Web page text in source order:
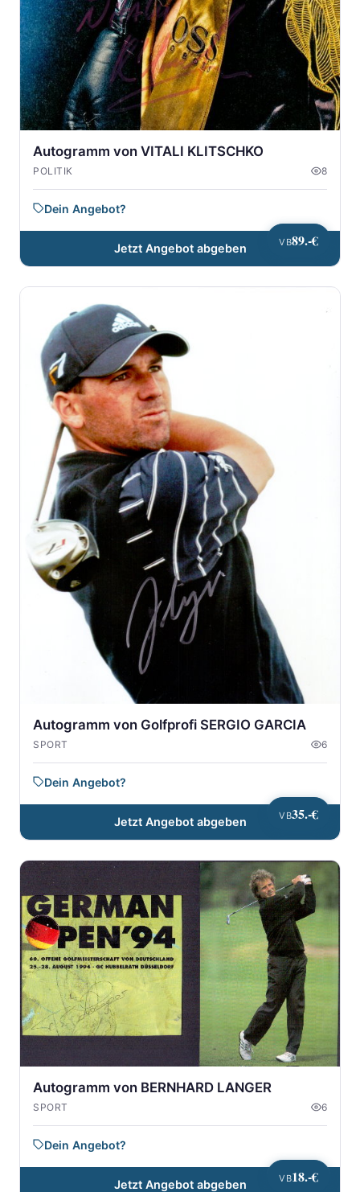
VB89.-€
Autogramm von VITALI KLITSCHKO
POLITIK 8
Dein Angebot?
Jetzt Angebot abgeben
VB35.-€
Autogramm von Golfprofi SERGIO GARCIA
SPORT 6
Dein Angebot?
Jetzt Angebot abgeben
VB18.-€
Autogramm von BERNHARD LANGER
SPORT 6
Dein Angebot?
Jetzt Angebot abgeben